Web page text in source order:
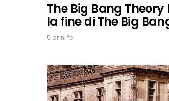
The Big Bang
la fine di The Big
5 anni fa